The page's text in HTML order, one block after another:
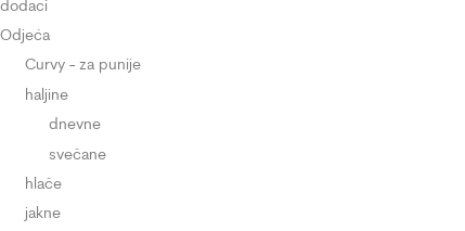
dodaci
Odjeća
Curvy - za punije
haljine
dnevne
svečane
hlače
jakne